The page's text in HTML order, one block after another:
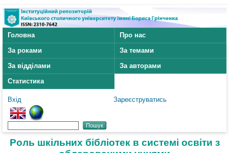
Головна
Про нас
За роками
За темами
За відділами
За авторами
Статистика
Вхід Зареєструватись
Роль шкільних бібліотек в системі освіти з